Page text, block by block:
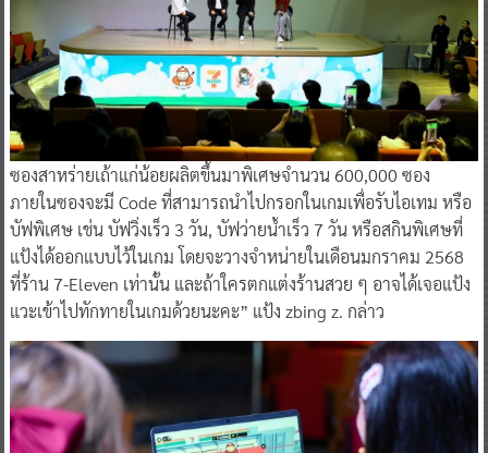
ซองสาหร่ายเถ้าแก่น้อยผลิตขึ้นมาพิเศษจำนวน 600,000 ซอง
ภายในซองจะมี Code ที่สามารถนำไปกรอกในเกมเพื่อรับไอเทม หรือ
บัฟพิเศษ เช่น บัฟวิ่งเร็ว 3 วัน, บัฟว่ายน้ำเร็ว 7 วัน หรือสกินพิเศษที่
แป้งได้ออกแบบไว้ในเกม โดยจะวางจำหน่ายในเดือนมกราคม 2568
ที่ร้าน 7-Eleven เท่านั้น และถ้าใครตกแต่งร้านสวย ๆ อาจได้เจอแป้ง
แวะเข้าไปทักทายในเกมด้วยนะคะ” แป้ง zbing z. กล่าว